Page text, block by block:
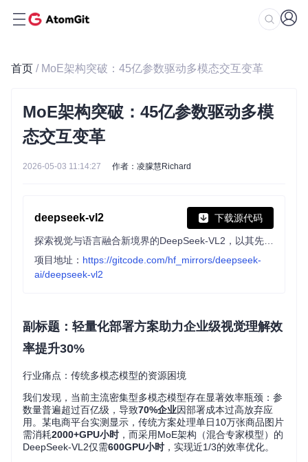
首页 / MoE架构突破：45亿参数驱动多模态交互变革
MoE架构突破：45亿参数驱动多模
态交互变革
2026-05-03 11:14:27 作者：凌朦慧Richard
deepseek-vl2 下载源代码
项目地址： https://gitcode.com/hf_mirrors/deepseek-
ai/deepseek-vl2
副标题：轻量化部署方案助力企业级视觉理解效
率提升30%
行业痛点：传统多模态模型的资源困境
我们发现，当前主流密集型多模态模型存在显著效率瓶颈：参
数量普遍超过百亿级，导致70%企业因部署成本过高放弃应
用。某电商平台实测显示，传统方案处理单日10万张商品图片
需消耗2000+GPU小时 ，而采用MoE架构（混合专家模型）的
DeepSeek-VL2仅需600GPU小时 ，实现近1/3的效率优化。